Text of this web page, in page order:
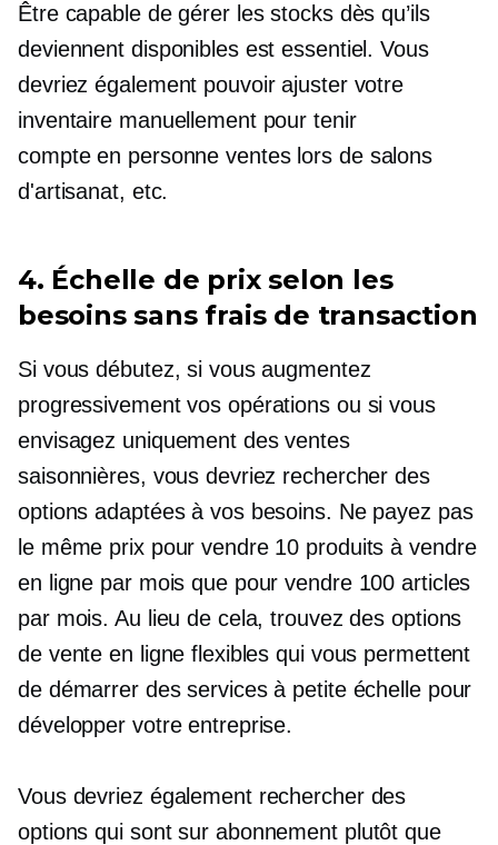
Être capable de gérer les stocks dès qu’ils
deviennent disponibles est essentiel. Vous
devriez également pouvoir ajuster votre
inventaire manuellement pour tenir
compteen personne ventes lors de salons
d'artisanat, etc.
4. Échelle de prix selon les
besoins sans frais de transaction
Si vous débutez, si vous augmentez
progressivement vos opérations ou si vous
envisagez uniquement des ventes
saisonnières, vous devriez rechercher des
options adaptées à vos besoins. Ne payez pas
le même prix pour vendre 10 produits à vendre
en ligne par mois que pour vendre 100 articles
par mois. Au lieu de cela, trouvez des options
de vente en ligne flexibles qui vous permettent
de démarrer des services à petite échelle pour
développer votre entreprise.
Vous devriez également rechercher des
options qui sontsur abonnementplutôt que